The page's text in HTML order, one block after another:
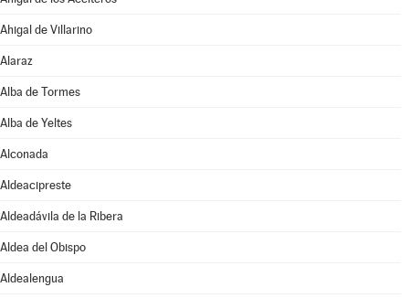
Ahigal de Villarino
Alaraz
Alba de Tormes
Alba de Yeltes
Alconada
Aldeacipreste
Aldeadávila de la Ribera
Aldea del Obispo
Aldealengua